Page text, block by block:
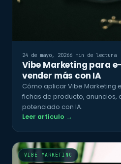
24 de mayo, 20266 min de lectura
Vibe Marketing para
vender más con IA
Cómo aplicar Vibe Marketing
fichas de producto, anuncios,
potenciado con IA.
Leer artículo →
VIBE MARKETING